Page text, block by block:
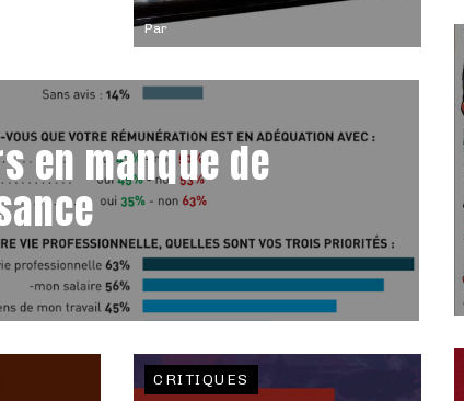
Par
en manque de
CRITIQUES